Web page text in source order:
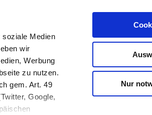
soziale Medien
wir
Werbung
zu nutzen.
gem. Art. 49
Google,
Nur